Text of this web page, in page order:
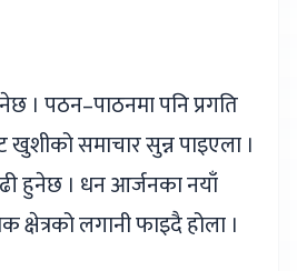
। पठन–पाठनमा पनि प्रगति
खुशीको समाचार सुन्न पाइएला ।
हुनेछ । धन आर्जनका नयाँ
लगानी फाइदै होला ।